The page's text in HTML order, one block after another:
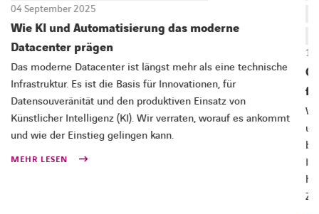
04 September 2025
Wie KI und Automatisierung das moderne
Datacenter prägen
Das moderne Datacenter ist längst mehr als eine technische
Infrastruktur. Es ist die Basis für Innovationen, für
Datensouveränität und den produktiven Einsatz von
Künstlicher Intelligenz (KI). Wir verraten, worauf es ankommt
und wie der Einstieg gelingen kann.
MEHR LESEN